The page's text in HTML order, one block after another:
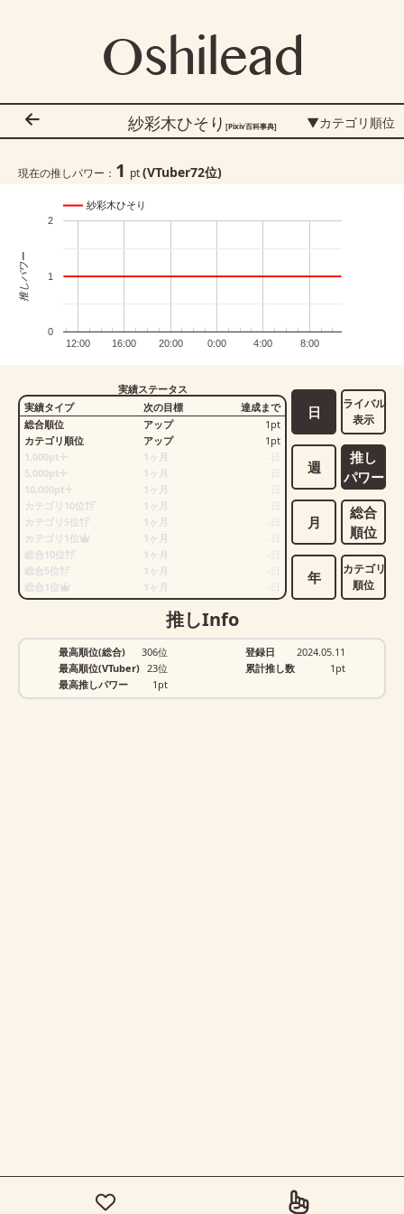
Oshilead
紗彩木ひそり [Pixiv百科事典] ▼カテゴリ順位
現在の推しパワー： 1 pt(VTuber72位)
紗彩木ひそり
12:00 16:00 20:00 0:00 4:00 8:00
0
1
2
推しパワー
実績ステータス
実績タイプ
次の目標
達成まで
総合順位
アップ 1 pt
カテゴリ順位
アップ 1 pt
1,000pt
1ヶ月
日
5,000pt
1ヶ月
日
10,000pt
1ヶ月
日
カテゴリ10位
1ヶ月
日
カテゴリ5位
1ヶ月
日
カテゴリ1位
1ヶ月
日
総合10位
1ヶ月
日
総合5位
1ヶ月
日
総合1位
1ヶ月 日
日
週
月
年
ライバル
表示
推し
パワー
総合
順位
カテゴリ
順位
推しInfo
最高順位(総合)
306位
最高順位(VTuber) 23位
最高推しパワー
1pt
登録日
2024.05.11
累計推し数
1 pt